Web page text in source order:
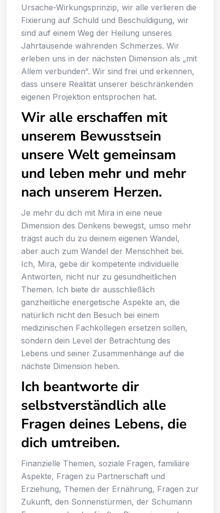
Ursache-Wirkungsprinzip, wir alle verlieren die
Fixierung auf Schuld und Beschuldigung, wir
sind auf einem Weg der Heilung unseres
Jahrtausende währenden Schmerzes. Wir
erleben uns in der nächsten Dimension als „mit
Allem verbunden“. Wir sind frei und erkennen,
dass unsere Realität unserer beschränkenden
eigenen Projektion entsprochen hat.
Wir alle erschaffen mit
unserem Bewusstsein
unsere Welt gemeinsam
und leben mehr und mehr
nach unserem Herzen.
Je mehr du dich mit Mira in eine neue
Dimension des Denkens bewegst, umso mehr
trägst auch du zu deinem eigenen Wandel,
aber auch zum Wandel der Menschheit bei.
Ich, Mira, gebe dir kompetente individuelle
Antworten, nicht nur zu gesundheitlichen
Themen. Ich biete dir ausschließlich
ganzheitliche energetische Aspekte an, die
natürlich nicht den Besuch bei einem
medizinischen Fachkollegen ersetzen sollen,
sondern dein Level der Betrachtung des
Lebens und seiner Zusammenhänge auf die
nächste Dimension heben.
Ich beantworte dir
selbstverständlich alle
Fragen deines Lebens, die
dich umtreiben.
Finanzielle Themen, soziale Fragen, familiäre
Aspekte, Fragen zu Partnerschaft und
Erziehung, Themen der Ernährung, Fragen zur
Zukunft, den Sonnenstürmen, der Schumann